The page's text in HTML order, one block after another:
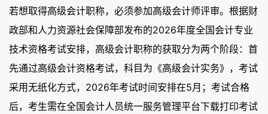
若想取得高级会计职称，必须参加高级会计师评审。根据财
政部和人力资源社会保障部发布的2026年度全国会计专业
技术资格考试安排，高级会计职称的获取分为两个阶段：首
先通过高级会计资格考试，科目为《高级会计实务》，考试
采用无纸化方式，2026年考试时间安排在5月；考试合格
后，考生需在全国会计人员统一服务管理平台下载打印考试